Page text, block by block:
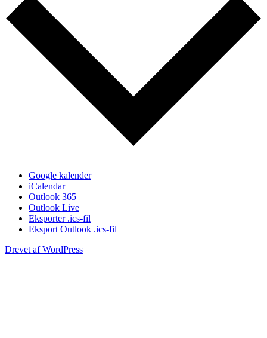
Google kalender
iCalendar
Outlook 365
Outlook Live
Eksporter .ics-fil
Eksport Outlook .ics-fil
Drevet af WordPress